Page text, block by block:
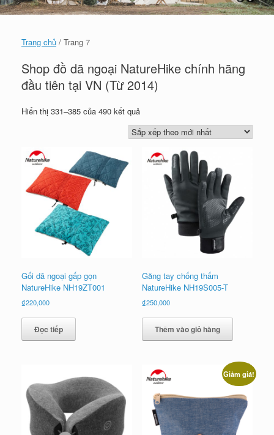
Trang chủ / Trang 7
Shop đồ dã ngoại NatureHike chính hãng
đầu tiên tại VN (Từ 2014)
Hiển thị 331–385 của 490 kết quảĐã
sắp
xếp
mới
nhất
Gối dã ngoại gấp gọn
NatureHike NH19ZT001
₫220,000
Đọc tiếp
Găng tay chống thấm
NatureHike NH19S005-T
₫250,000
Thêm vào giỏ hàng
Giảm giá!